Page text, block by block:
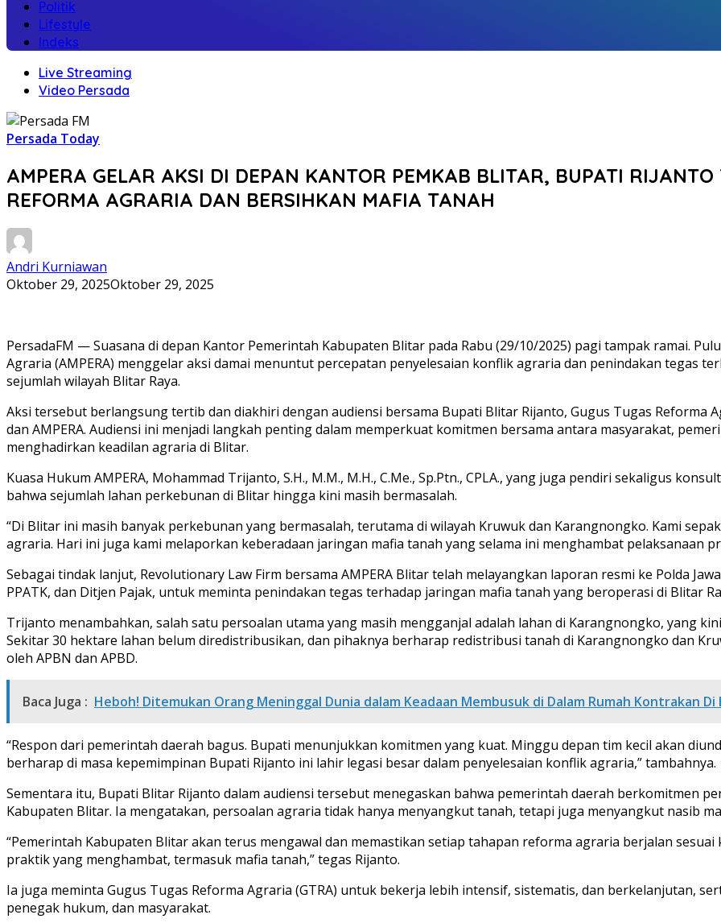
Politik
Lifestyle
Indeks
Live Streaming
Video Persada
Persada Today
AMPERA GELAR AKSI DI DEPAN KANTOR PEMKAB BLITAR, BUPATI RIJANTO
REFORMA AGRARIA DAN BERSIHKAN MAFIA TANAH
Andri Kurniawan
Oktober 29, 2025Oktober 29, 2025
PersadaFM — Suasana di depan Kantor Pemerintah Kabupaten Blitar pada Rabu (29/10/2025) pagi tampak ramai.
Agraria (AMPERA) menggelar aksi damai menuntut percepatan penyelesaian konflik agraria dan penindakan tegas
sejumlah wilayah Blitar Raya.
Aksi tersebut berlangsung tertib dan diakhiri dengan audiensi bersama Bupati Blitar Rijanto, Gugus Tugas Reforma
dan AMPERA. Audiensi ini menjadi langkah penting dalam memperkuat komitmen bersama antara masyarakat,
menghadirkan keadilan agraria di Blitar.
Kuasa Hukum AMPERA, Mohammad Trijanto, S.H., M.M., M.H., C.Me., Sp.Ptn., CPLA., yang juga pendiri sekaligus
bahwa sejumlah lahan perkebunan di Blitar hingga kini masih bermasalah.
“Di Blitar ini masih banyak perkebunan yang bermasalah, terutama di wilayah Kruwuk dan Karangnongko. Kami
agraria. Hari ini juga kami melaporkan keberadaan jaringan mafia tanah yang selama ini menghambat pelaksanaan
Sebagai tindak lanjut, Revolutionary Law Firm bersama AMPERA Blitar telah melayangkan laporan resmi ke Polda
PPATK, dan Ditjen Pajak, untuk meminta penindakan tegas terhadap jaringan mafia tanah yang beroperasi di Blitar
Trijanto menambahkan, salah satu persoalan utama yang masih mengganjal adalah lahan di Karangnongko, yang
Sekitar 30 hektare lahan belum diredistribusikan, dan pihaknya berharap redistribusi tanah di Karangnongko dan
oleh APBN dan APBD.
Baca Juga : Heboh! Ditemukan Orang Meninggal Dunia dalam Keadaan Membusuk di Dalam Rumah Kontrakan Di
“Respon dari pemerintah daerah bagus. Bupati menunjukkan komitmen yang kuat. Minggu depan tim kecil akan
berharap di masa kepemimpinan Bupati Rijanto ini lahir legasi besar dalam penyelesaian konflik agraria,” tambahnya.
Sementara itu, Bupati Blitar Rijanto dalam audiensi tersebut menegaskan bahwa pemerintah daerah berkomitmen
Kabupaten Blitar. Ia mengatakan, persoalan agraria tidak hanya menyangkut tanah, tetapi juga menyangkut nasib
“Pemerintah Kabupaten Blitar akan terus mengawal dan memastikan setiap tahapan reforma agraria berjalan
praktik yang menghambat, termasuk mafia tanah,” tegas Rijanto.
Ia juga meminta Gugus Tugas Reforma Agraria (GTRA) untuk bekerja lebih intensif, sistematis, dan berkelanjutan,
penegak hukum, dan masyarakat.